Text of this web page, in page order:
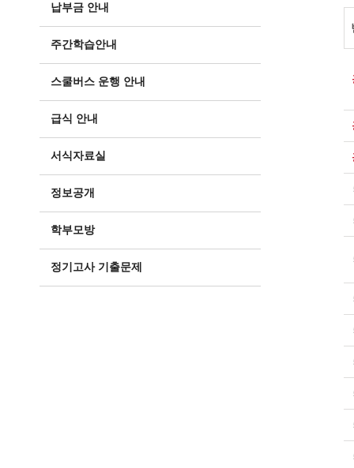
납부금 안내
주간학습안내
스쿨버스 운행 안내
급식 안내
서식자료실
정보공개
학부모방
정기고사 기출문제